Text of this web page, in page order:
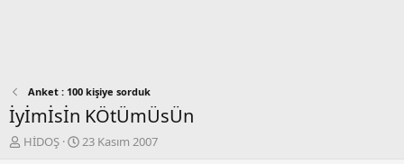
Anket : 100 kişiye sorduk
İyİmİsİn KÖtÜmÜsÜn
K
HİDOŞ
B
23 Kasım 2007